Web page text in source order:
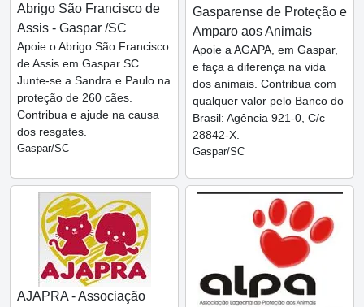
Abrigo São Francisco de
Assis - Gaspar /SC
Apoie o Abrigo São Francisco
de Assis em Gaspar SC.
Junte-se a Sandra e Paulo na
proteção de 260 cães.
Contribua e ajude na causa
dos resgates.
Gaspar/SC
Gasparense de Proteção e
Amparo aos Animais
Apoie a AGAPA, em Gaspar,
e faça a diferença na vida
dos animais. Contribua com
qualquer valor pelo Banco do
Brasil: Agência 921-0, C/c
28842-X.
Gaspar/SC
AJAPRA - Associação